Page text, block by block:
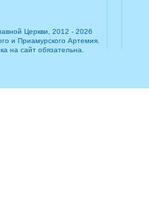
Церкви, 2012 - 2026
и Приамурского Артемия.
на сайт обязательна.